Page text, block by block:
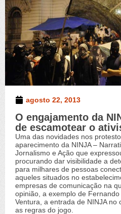
agosto 22, 2013
O engajamento da
de escamotear o
Uma das novidades nos
aparecimento da NINJA –
Jornalismo e Ação que
procurando dar visibilidade a
para milhares de pessoas
aqueles situados no
empresas de comunicação na
opinião, a exemplo de
Ventura, a entrada de NINJA no
as regras do jogo.